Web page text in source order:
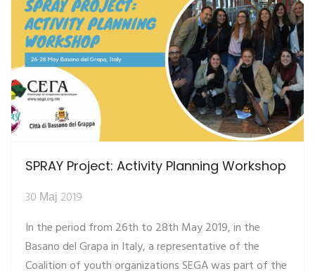
SPRAY Project: Activity Planning Workshop
30 Мај 2019
In the period from 26th to 28th May 2019, in the
Basano del Grapa in Italy, a representative of the
Coalition of youth organizations SEGA was part of the